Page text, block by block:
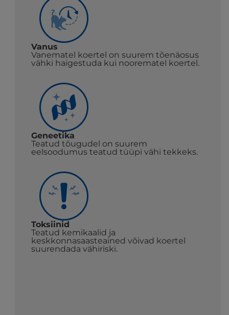
Vanus
Vanematel koertel on suurem tõenäosus
vähki haigestuda kui noorematel koertel.
Geneetika
Teatud tõugudel on suurem
eelsoodumus teatud tüüpi vähi tekkeks.
Toksiinid
Teatud kemikaalid ja
keskkonnasaasteained võivad koertel
suurendada vähiriski.